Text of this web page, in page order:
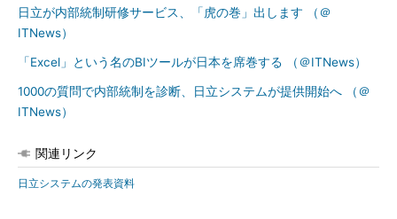
日立が内部統制研修サービス、「虎の巻」出します （＠
ITNews）
「Excel」という名のBIツールが日本を席巻する （＠ITNews）
1000の質問で内部統制を診断、日立システムが提供開始へ （＠
ITNews）
関連リンク
日立システムの発表資料